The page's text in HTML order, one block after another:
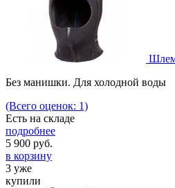
Шлем
Без манишки. Для холодной воды
(Всего оценок: 1)
Есть на складе
подробнее
5 900 руб.
в корзину
3 уже
купили